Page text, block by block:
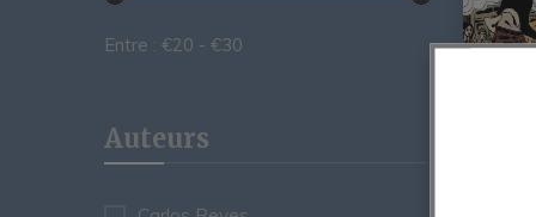
Entre : €20 - €30
Auteurs
La
Du